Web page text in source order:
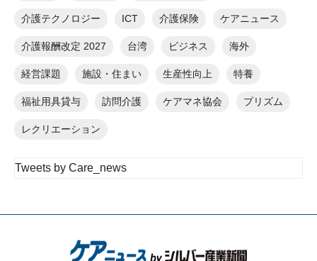
介護テクノロジー ICT 介護保険 ケアニュース
介護報酬改定 2027 台湾 ビジネス 海外
経営課題 施設・住まい 生産性向上 特養
福祉用具貸与 訪問介護 ケアマネ協会 プリズム
レクリエーション
Tweets by Care_news